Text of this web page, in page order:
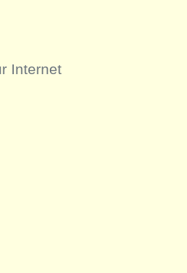
Internet